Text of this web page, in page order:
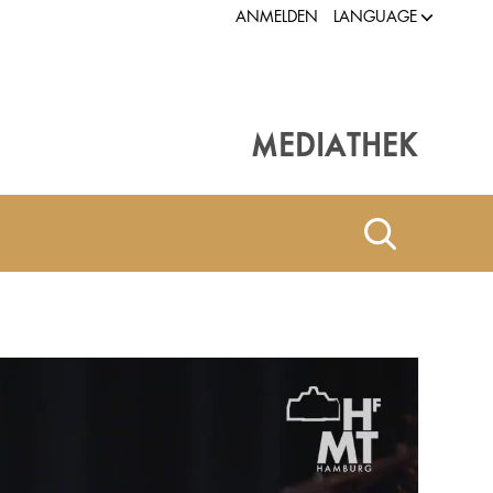
ANMELDEN LANGUAGE
MEDIATHEK